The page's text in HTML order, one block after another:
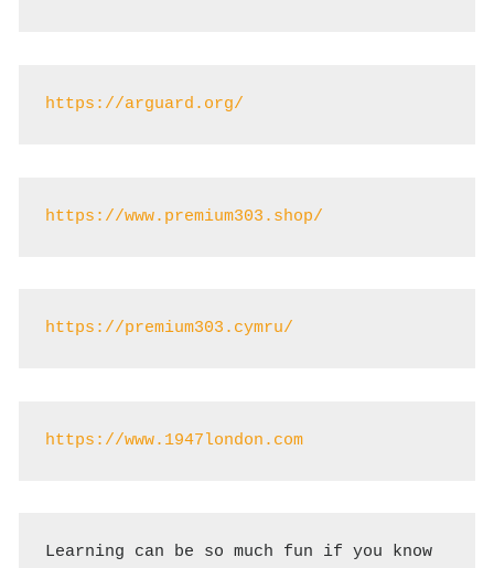
https://arguard.org/
https://www.premium303.shop/
https://premium303.cymru/
https://www.1947london.com